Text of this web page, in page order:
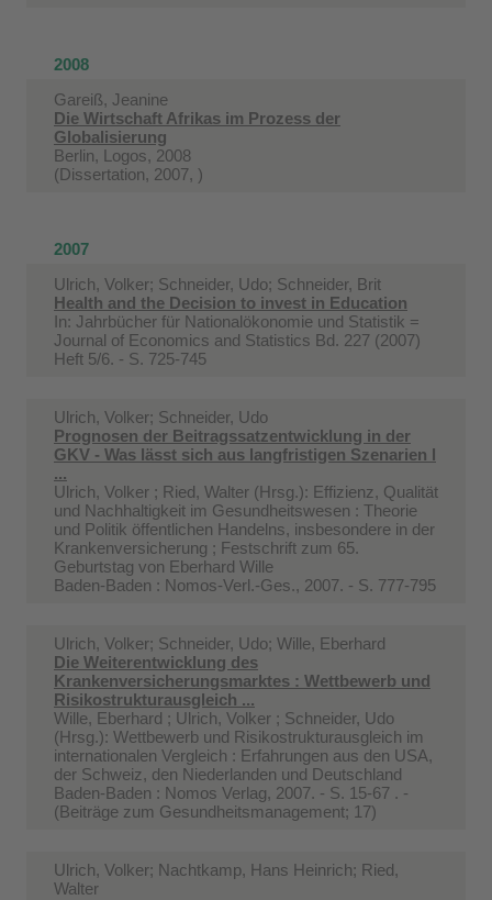
2008
Gareiß, Jeanine
Die Wirtschaft Afrikas im Prozess der
Globalisierung
Berlin, Logos, 2008
(Dissertation, 2007, )
2007
Ulrich, Volker; Schneider, Udo; Schneider, Brit
Health and the Decision to invest in Education
In: Jahrbücher für Nationalökonomie und Statistik =
Journal of Economics and Statistics Bd. 227 (2007)
Heft 5/6. - S. 725-745
Ulrich, Volker; Schneider, Udo
Prognosen der Beitragssatzentwicklung in der
GKV - Was lässt sich aus langfristigen Szenarien l
...
Ulrich, Volker ; Ried, Walter (Hrsg.): Effizienz, Qualität
und Nachhaltigkeit im Gesundheitswesen : Theorie
und Politik öffentlichen Handelns, insbesondere in der
Krankenversicherung ; Festschrift zum 65.
Geburtstag von Eberhard Wille
Baden-Baden : Nomos-Verl.-Ges., 2007. - S. 777-795
Ulrich, Volker; Schneider, Udo; Wille, Eberhard
Die Weiterentwicklung des
Krankenversicherungsmarktes : Wettbewerb und
Risiko­strukturausgleich ...
Wille, Eberhard ; Ulrich, Volker ; Schneider, Udo
(Hrsg.): Wettbewerb und Risikostrukturausgleich im
internationalen Vergleich : Erfahrungen aus den USA,
der Schweiz, den Niederlanden und Deutschland
Baden-Baden : Nomos Verlag, 2007. - S. 15-67 . -
(Beiträge zum Gesundheitsmanagement; 17)
Ulrich, Volker; Nachtkamp, Hans Heinrich; Ried,
Walter